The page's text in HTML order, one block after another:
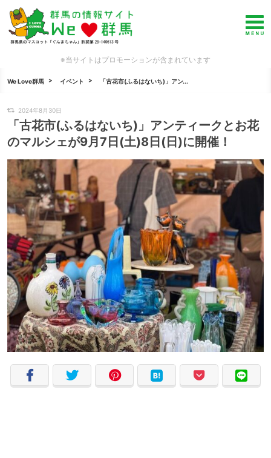
※当サイトはプロモーションが含まれています
We Love群馬 イベント 「古花市(ふるはないち)」アン...
2024年8月30日
「古花市(ふるはないち)」アンティークとお花
のマルシェが9月7日(土)8日(日)に開催！